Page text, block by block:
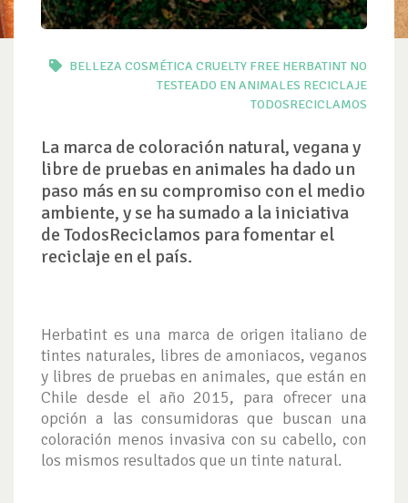
BELLEZA COSMÉTICA CRUELTY FREE HERBATINT NO
TESTEADO EN ANIMALES RECICLAJE
TODOSRECICLAMOS
La marca de coloración natural, vegana y
libre de pruebas en animales ha dado un
paso más en su compromiso con el medio
ambiente, y se ha sumado a la iniciativa
de TodosReciclamos para fomentar el
reciclaje en el país.
Herbatint es una marca de origen italiano de
tintes naturales, libres de amoniacos, veganos
y libres de pruebas en animales, que están en
Chile desde el año 2015, para ofrecer una
opción a las consumidoras que buscan una
coloración menos invasiva con su cabello, con
los mismos resultados que un tinte natural.